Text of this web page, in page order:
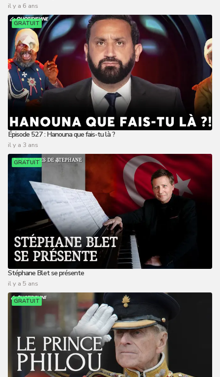
il y a 6 ans
GRATUIT
Épisode 527 : Hanouna que fais-tu là ?
il y a 3 ans
GRATUIT
Stéphane Blet se présente
il y a 5 ans
GRATUIT